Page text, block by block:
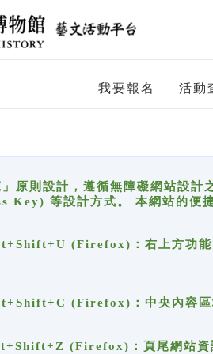
我要報名 活動
原則設計，遵循無障礙網站設
等設計方式。 本網站的便
(Firefox)：右上方功能
(Firefox)：中央內容區
(Firefox)：頁尾網站資